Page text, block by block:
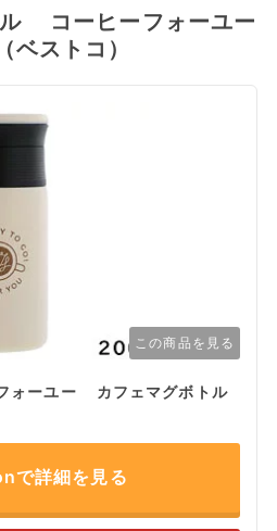
コーヒーフォーユー
ベストコ）
この商品を見る
ォーユー カフェマグボトル
で詳細を見る